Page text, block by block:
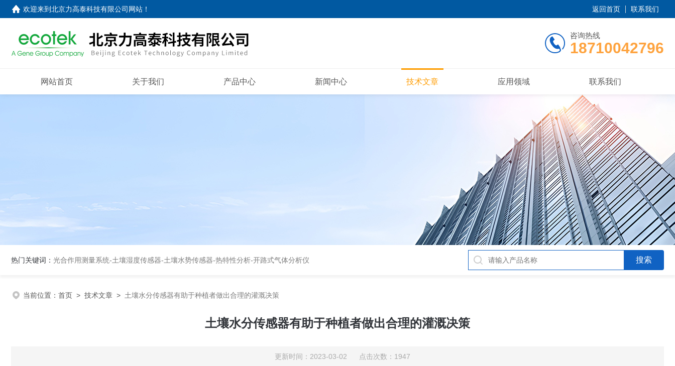
欢迎来到北京力高泰科技有限公司网站 ！ 返回首页 联系我们
咨询热线
18710042796
网站首页 关于我们 产品中心 新闻中心 技术文章 应用领域 联系我们
热门关键词： 光合作用测量系统-土壤湿度传感器-土壤水势传感器-热特性分析-开路式气体分析仪
当前位置： 首页 > 技术文章 > 土壤水分传感器有助于种植者做出合理的灌溉决策
土壤水分传感器有助于种植者做出合理的灌溉决策
更新时间：2023-03-02 点击次数：1947